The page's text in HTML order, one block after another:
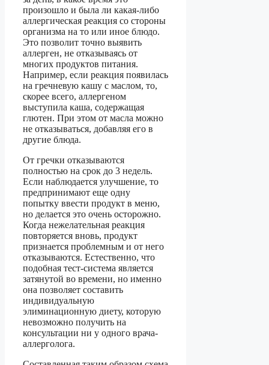
произошло и была ли какая-либо
аллергическая реакция со стороны
организма на то или иное блюдо.
Это позволит точно выявить
аллерген, не отказываясь от
многих продуктов питания.
Например, если реакция появилась
на гречневую кашу с маслом, то,
скорее всего, аллергеном
выступила каша, содержащая
глютен. При этом от масла можно
не отказываться, добавляя его в
другие блюда.
От гречки отказываются
полностью на срок до 3 недель.
Если наблюдается улучшение, то
предпринимают еще одну
попытку ввести продукт в меню,
но делается это очень осторожно.
Когда нежелательная реакция
повторяется вновь, продукт
признается проблемным и от него
отказываются. Естественно, что
подобная тест-система является
затянутой во времени, но именно
она позволяет составить
индивидуальную
элиминационную диету, которую
невозможно получить на
консультации ни у одного врача-
аллерголога.